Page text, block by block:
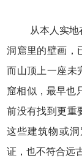
从本人实
洞窟里的壁画，
而山顶上一座未
窟相似，最早也
前没有找到更重
这些建筑物或
证，也不符合远